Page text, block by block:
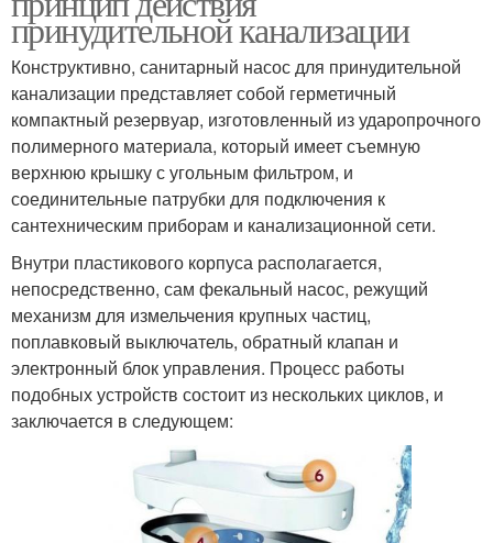
принудительной канализации
Конструктивно, санитарный насос для принудительной
канализации представляет собой герметичный
компактный резервуар, изготовленный из ударопрочного
полимерного материала, который имеет съемную
верхнюю крышку с угольным фильтром, и
соединительные патрубки для подключения к
сантехническим приборам и канализационной сети.
Внутри пластикового корпуса располагается,
непосредственно, сам фекальный насос, режущий
механизм для измельчения крупных частиц,
поплавковый выключатель, обратный клапан и
электронный блок управления. Процесс работы
подобных устройств состоит из нескольких циклов, и
заключается в следующем: